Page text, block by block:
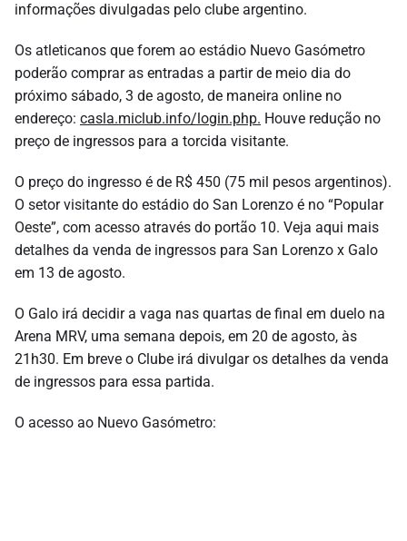
informações divulgadas pelo clube argentino.
Os atleticanos que forem ao estádio Nuevo Gasómetro
poderão comprar as entradas a partir de meio dia do
próximo sábado, 3 de agosto, de maneira online no
endereço: casla.miclub.info/login.php. Houve redução no
preço de ingressos para a torcida visitante.
O preço do ingresso é de R$ 450 (75 mil pesos argentinos).
O setor visitante do estádio do San Lorenzo é no “Popular
Oeste”, com acesso através do portão 10. Veja aqui mais
detalhes da venda de ingressos para San Lorenzo x Galo
em 13 de agosto.
O Galo irá decidir a vaga nas quartas de final em duelo na
Arena MRV, uma semana depois, em 20 de agosto, às
21h30. Em breve o Clube irá divulgar os detalhes da venda
de ingressos para essa partida.
O acesso ao Nuevo Gasómetro: